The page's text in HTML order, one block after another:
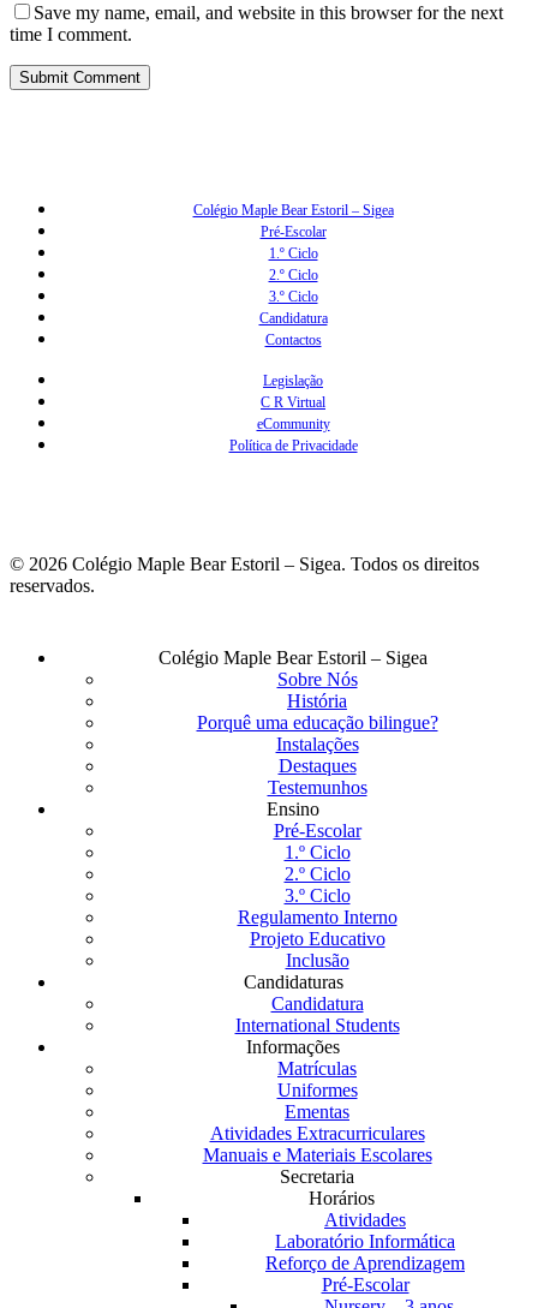
Save my name, email, and website in this browser for the next
time I comment.
Colégio Maple Bear Estoril – Sigea
Pré-Escolar
1.º Ciclo
2.º Ciclo
3.º Ciclo
Candidatura
Contactos
Legislação
C R Virtual
eCommunity
Política de Privacidade
© 2026 Colégio Maple Bear Estoril – Sigea. Todos os direitos
reservados.
Fechar
Colégio Maple Bear Estoril – Sigea
Sobre Nós
História
Porquê uma educação bilingue?
Instalações
Destaques
Testemunhos
Ensino
Pré-Escolar
1.º Ciclo
2.º Ciclo
3.º Ciclo
Regulamento Interno
Projeto Educativo
Inclusão
Candidaturas
Candidatura
International Students
Informações
Matrículas
Uniformes
Ementas
Atividades Extracurriculares
Manuais e Materiais Escolares
Secretaria
Horários
Atividades
Laboratório Informática
Reforço de Aprendizagem
Pré-Escolar